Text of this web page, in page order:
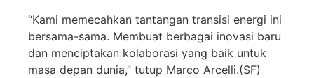
“Kami memecahkan tantangan transisi energi ini
bersama-sama. Membuat berbagai inovasi baru
dan menciptakan kolaborasi yang baik untuk
masa depan dunia,” tutup Marco Arcelli.(SF)